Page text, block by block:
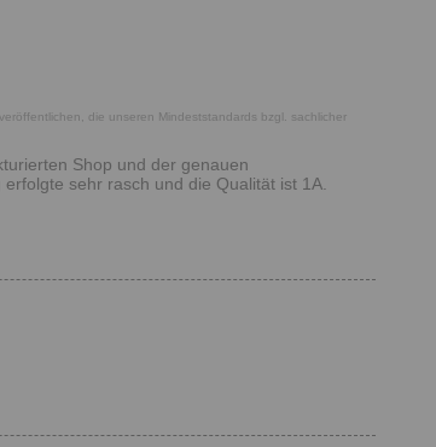
die unseren Mindeststandards bzgl. sachlicher
Shop und der genauen
sehr rasch und die Qualität ist 1A.